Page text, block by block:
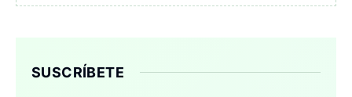
SUSCRÍBETE